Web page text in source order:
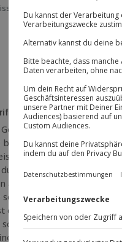
bei der Einlösung
Abenteuerlust
und Neugier
besondere
heraus. In sanftem
ein 4-Gänge-Menü, das
auch deine Wahrnehmung
für Anonymität und
Klingen von Besteck,
jeden Bissen
Prise Abenteuer